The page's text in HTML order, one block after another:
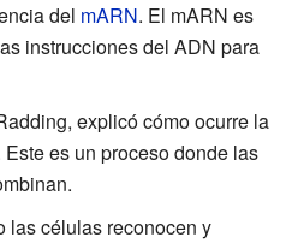
del mARN. El mARN es
instrucciones del ADN para
explicó cómo ocurre la
Este es un proceso donde las
las células reconocen y